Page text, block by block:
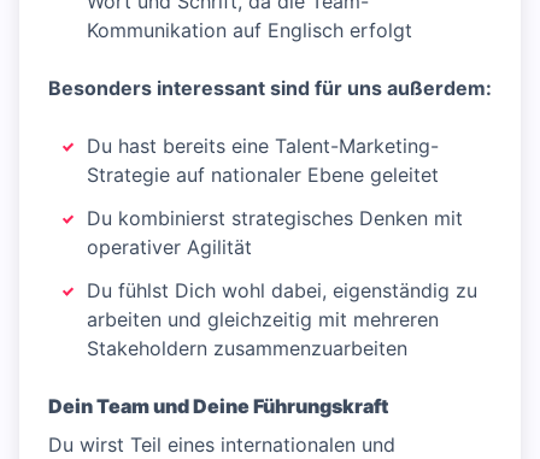
Kommunikation auf Englisch erfolgt
Besonders interessant sind für uns außerdem:
Du hast bereits eine Talent-Marketing-
Strategie auf nationaler Ebene geleitet
Du kombinierst strategisches Denken mit
operativer Agilität
Du fühlst Dich wohl dabei, eigenständig zu
arbeiten und gleichzeitig mit mehreren
Stakeholdern zusammenzuarbeiten
Dein Team und Deine Führungskraft
Du wirst Teil eines internationalen und